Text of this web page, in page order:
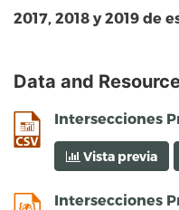
2017, 2018 y 2019 de
Data and
Intersecciones
csv
Vista previa
Intersecciones
geojson